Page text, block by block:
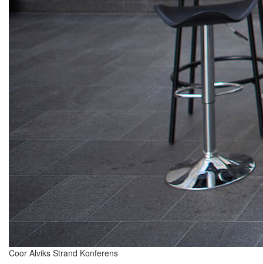
Coor Alviks Strand Konferens